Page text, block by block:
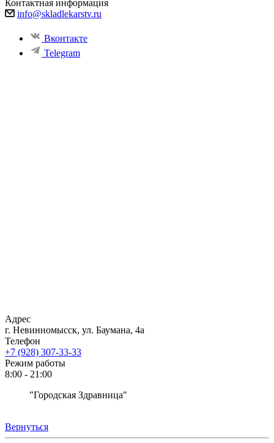
Контактная информация
info@skladlekarstv.ru
Вконтакте
Telegram
Адрес
г. Невинномысск, ул. Баумана, 4а
Телефон
+7 (928) 307-33-33
Режим работы
8:00 - 21:00
"Городская Здравница"
Вернуться